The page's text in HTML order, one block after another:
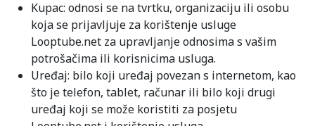
Kupac: odnosi se na tvrtku, organizaciju ili osobu
koja se prijavljuje za korištenje usluge
Looptube.net za upravljanje odnosima s vašim
potrošačima ili korisnicima usluga.
Uređaj: bilo koji uređaj povezan s internetom, kao
što je telefon, tablet, računar ili bilo koji drugi
uređaj koji se može koristiti za posjetu